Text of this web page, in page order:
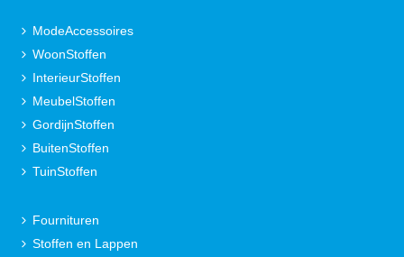
ModeAccessoires
WoonStoffen
InterieurStoffen
MeubelStoffen
GordijnStoffen
BuitenStoffen
TuinStoffen
Fournituren
Stoffen en Lappen